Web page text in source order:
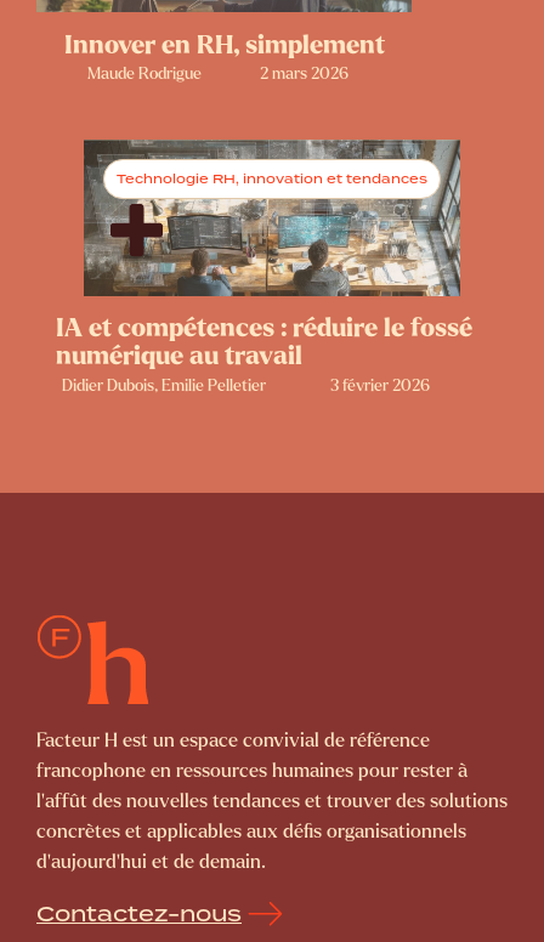
Innover en RH, simplement
Maude Rodrigue 2 mars 2026
Technologie RH, innovation et tendances
IA et compétences : réduire le fossé
numérique au travail
Didier Dubois, Emilie Pelletier 3 février 2026
Facteur H est un espace convivial de référence
francophone en ressources humaines pour rester à
l’affût des nouvelles tendances et trouver des solutions
concrètes et applicables aux défis organisationnels
d’aujourd’hui et de demain.
Contactez-nous